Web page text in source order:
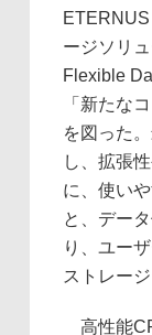
ージソリ
Flexible
「新たな
を図った
し、拡張
に、使い
と、デー
り、ユー
ストレー
高性能